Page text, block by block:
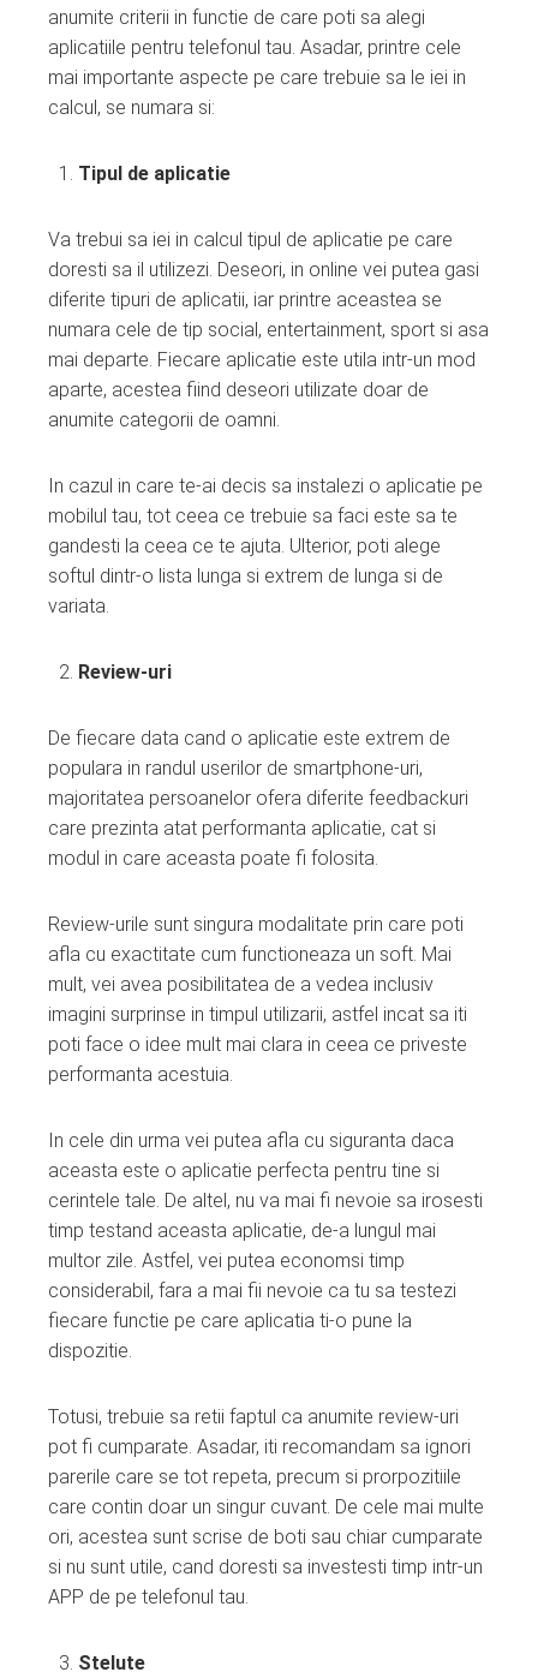
anumite criterii in functie de care poti sa alegi
aplicatiile pentru telefonul tau. Asadar, printre cele
mai importante aspecte pe care trebuie sa le iei in
calcul, se numara si:
Tipul de aplicatie
Va trebui sa iei in calcul tipul de aplicatie pe care
doresti sa il utilizezi. Deseori, in online vei putea gasi
diferite tipuri de aplicatii, iar printre aceastea se
numara cele de tip social, entertainment, sport si asa
mai departe. Fiecare aplicatie este utila intr-un mod
aparte, acestea fiind deseori utilizate doar de
anumite categorii de oamni.
In cazul in care te-ai decis sa instalezi o aplicatie pe
mobilul tau, tot ceea ce trebuie sa faci este sa te
gandesti la ceea ce te ajuta. Ulterior, poti alege
softul dintr-o lista lunga si extrem de lunga si de
variata.
Review-uri
De fiecare data cand o aplicatie este extrem de
populara in randul userilor de smartphone-uri,
majoritatea persoanelor ofera diferite feedbackuri
care prezinta atat performanta aplicatie, cat si
modul in care aceasta poate fi folosita.
Review-urile sunt singura modalitate prin care poti
afla cu exactitate cum functioneaza un soft. Mai
mult, vei avea posibilitatea de a vedea inclusiv
imagini surprinse in timpul utilizarii, astfel incat sa iti
poti face o idee mult mai clara in ceea ce priveste
performanta acestuia.
In cele din urma vei putea afla cu siguranta daca
aceasta este o aplicatie perfecta pentru tine si
cerintele tale. De altel, nu va mai fi nevoie sa irosesti
timp testand aceasta aplicatie, de-a lungul mai
multor zile. Astfel, vei putea economsi timp
considerabil, fara a mai fii nevoie ca tu sa testezi
fiecare functie pe care aplicatia ti-o pune la
dispozitie.
Totusi, trebuie sa retii faptul ca anumite review-uri
pot fi cumparate. Asadar, iti recomandam sa ignori
parerile care se tot repeta, precum si prorpozitiile
care contin doar un singur cuvant. De cele mai multe
ori, acestea sunt scrise de boti sau chiar cumparate
si nu sunt utile, cand doresti sa investesti timp intr-un
APP de pe telefonul tau.
Stelute